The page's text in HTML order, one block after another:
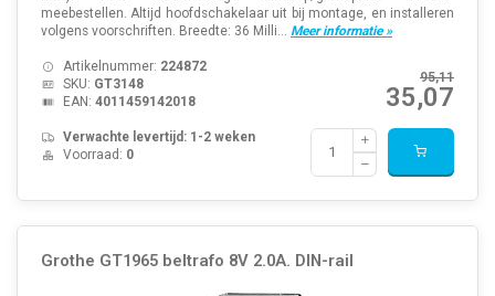
meebestellen. Altijd hoofdschakelaar uit bij montage, en installeren
volgens voorschriften. Breedte: 36 Milli... Meer informatie »
95,11
35,07
Artikelnummer: 224872
SKU: GT3148
EAN: 4011459142018
Verwachte levertijd: 1-2 weken
Voorraad: 0
Grothe GT1965 beltrafo 8V 2.0A. DIN-rail